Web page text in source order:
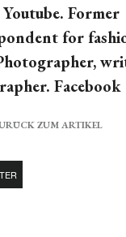
Former
for
Facebook
ZUM ARTIKEL